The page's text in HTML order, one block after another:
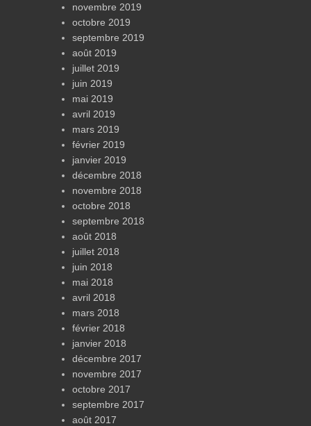
novembre 2019
octobre 2019
septembre 2019
août 2019
juillet 2019
juin 2019
mai 2019
avril 2019
mars 2019
février 2019
janvier 2019
décembre 2018
novembre 2018
octobre 2018
septembre 2018
août 2018
juillet 2018
juin 2018
mai 2018
avril 2018
mars 2018
février 2018
janvier 2018
décembre 2017
novembre 2017
octobre 2017
septembre 2017
août 2017